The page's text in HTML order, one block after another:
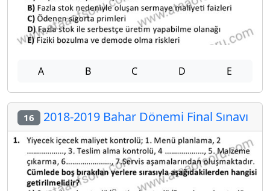
A B C D E
16 2018-2019 Bahar Dönemi Final Sınavı